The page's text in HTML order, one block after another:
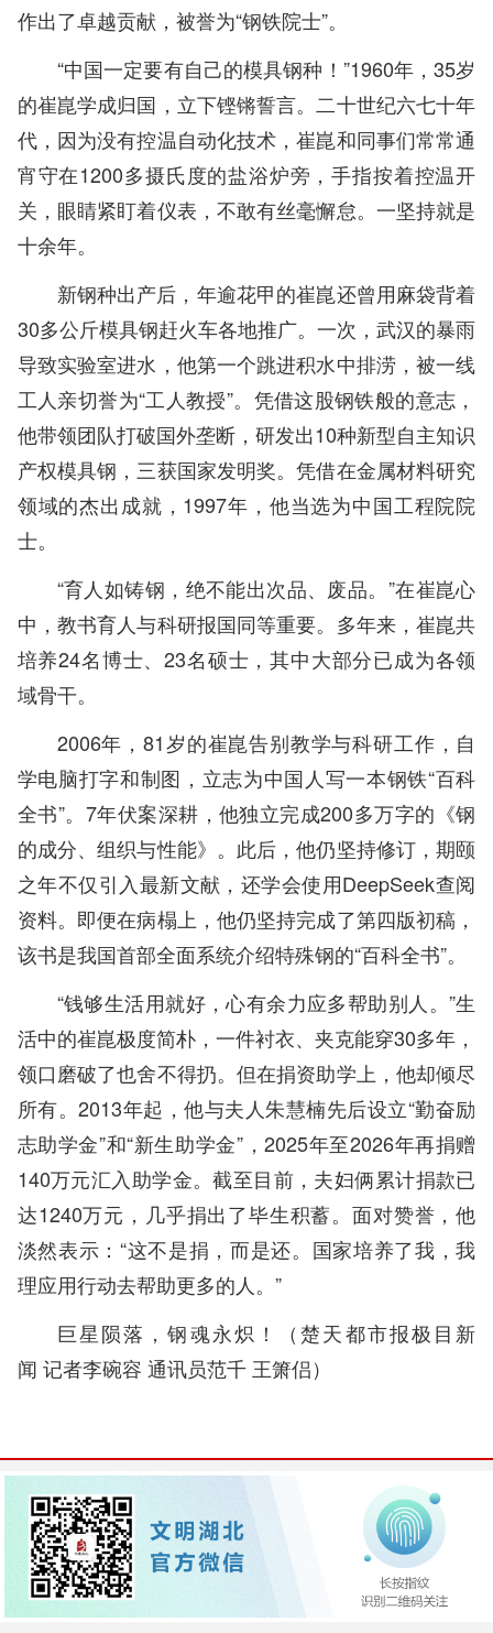
作出了卓越贡献，被誉为“钢铁院士”。
“中国一定要有自己的模具钢种！”1960年，35岁
的崔崑学成归国，立下铿锵誓言。二十世纪六七十年
代，因为没有控温自动化技术，崔崑和同事们常常通
宵守在1200多摄氏度的盐浴炉旁，手指按着控温开
关，眼睛紧盯着仪表，不敢有丝毫懈怠。一坚持就是
十余年。
新钢种出产后，年逾花甲的崔崑还曾用麻袋背着
30多公斤模具钢赶火车各地推广。一次，武汉的暴雨
导致实验室进水，他第一个跳进积水中排涝，被一线
工人亲切誉为“工人教授”。凭借这股钢铁般的意志，
他带领团队打破国外垄断，研发出10种新型自主知识
产权模具钢，三获国家发明奖。凭借在金属材料研究
领域的杰出成就，1997年，他当选为中国工程院院
士。
“育人如铸钢，绝不能出次品、废品。”在崔崑心
中，教书育人与科研报国同等重要。多年来，崔崑共
培养24名博士、23名硕士，其中大部分已成为各领
域骨干。
2006年，81岁的崔崑告别教学与科研工作，自
学电脑打字和制图，立志为中国人写一本钢铁“百科
全书”。7年伏案深耕，他独立完成200多万字的《钢
的成分、组织与性能》。此后，他仍坚持修订，期颐
之年不仅引入最新文献，还学会使用DeepSeek查阅
资料。即便在病榻上，他仍坚持完成了第四版初稿，
该书是我国首部全面系统介绍特殊钢的“百科全书”。
“钱够生活用就好，心有余力应多帮助别人。”生
活中的崔崑极度简朴，一件衬衣、夹克能穿30多年，
领口磨破了也舍不得扔。但在捐资助学上，他却倾尽
所有。2013年起，他与夫人朱慧楠先后设立“勤奋励
志助学金”和“新生助学金”，2025年至2026年再捐赠
140万元汇入助学金。截至目前，夫妇俩累计捐款已
达1240万元，几乎捐出了毕生积蓄。面对赞誉，他
淡然表示：“这不是捐，而是还。国家培养了我，我
理应用行动去帮助更多的人。”
巨星陨落，钢魂永炽！
（楚天都市报极目新
闻 记者李碗容 通讯员范千 王箫侣）